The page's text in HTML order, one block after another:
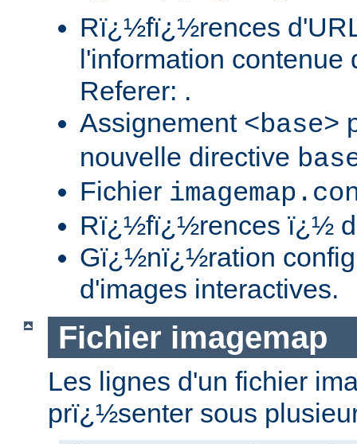
Rï¿½fï¿½rences
l'information
Referer: .
Assignement <base>
nouvelle directive
Fichier
Rï¿½fï¿½rences ï¿½
Gï¿½nï¿½ration
d'images interactives.
Fichier imagemap
Les lignes d'un fichier
prï¿½senter sous